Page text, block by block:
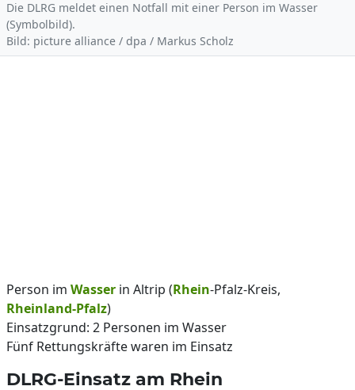
Die DLRG meldet einen Notfall mit einer Person im Wasser
(Symbolbild).
Bild: picture alliance / dpa / Markus Scholz
Person im Wasser in Altrip (Rhein-Pfalz-Kreis,
Rheinland-Pfalz)
Einsatzgrund: 2 Personen im Wasser
Fünf Rettungskräfte waren im Einsatz
DLRG-Einsatz am Rhein